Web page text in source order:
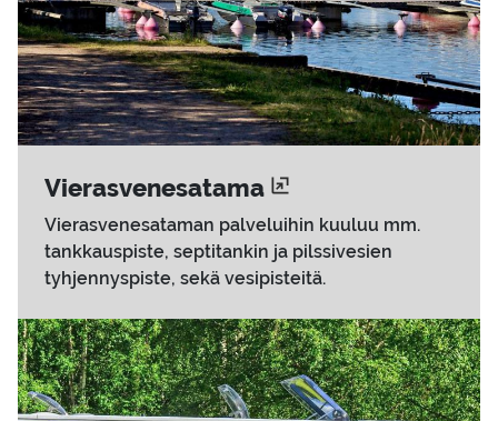
Vie­ras­ve­ne­sa­ta­ma
Vierasvenesataman palveluihin kuuluu mm.
tankkauspiste, septitankin ja pilssivesien
tyhjennyspiste, sekä vesipisteitä.